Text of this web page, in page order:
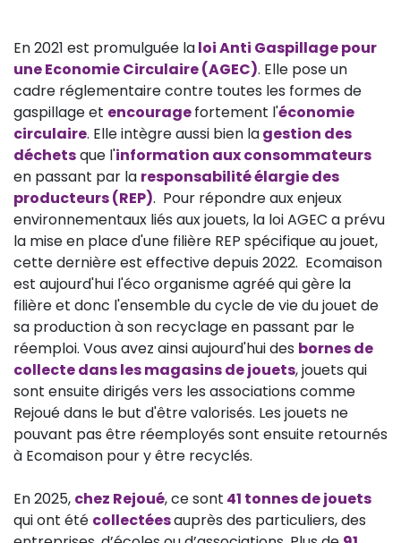
En 2021 est promulguée laloi Anti Gaspillage pour
une Economie Circulaire (AGEC). Elle pose un
cadre réglementaire contre toutes les formes de
gaspillage et encouragefortement l'économie
circulaire. Elle intègre aussi bien lagestion des
déchetsque l'information aux consommateurs
en passant par la responsabilité élargie des
producteurs (REP). Pour répondre aux enjeux
environnementaux liés aux jouets, la loi AGEC a prévu
la mise en place d'une filière REP spécifique au jouet,
cette dernière est effective depuis 2022. Ecomaison
est aujourd'hui l'éco organisme agréé qui gère la
filière et donc l'ensemble du cycle de vie du jouet de
sa production à son recyclage en passant par le
réemploi. Vous avez ainsi aujourd'hui des bornes de
collecte dans les magasins de jouets, jouets qui
sont ensuite dirigés vers les associations comme
Rejoué dans le but d'être valorisés. Les jouets ne
pouvant pas être réemployés sont ensuite retournés
à Ecomaison pour y être recyclés.
En 2025, chez Rejoué, ce sont 41 tonnes de jouets
qui ont été collectéesauprès des particuliers, des